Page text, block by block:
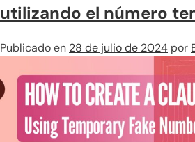
utilizando el número
Publicado en 28 de julio de 2024 por